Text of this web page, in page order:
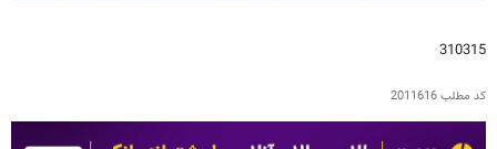
310315
کد مطلب2011616